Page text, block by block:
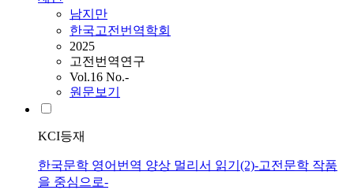
남지만
한국고전번역학회
2025
고전번역연구
Vol.16 No.-
원문보기
KCI등재
한국문학 영어번역 양상 멀리서 읽기(2)-고전문학 작품
을 중심으로-